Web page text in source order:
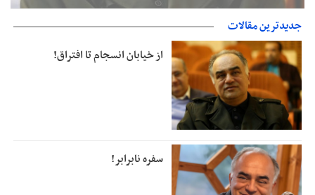
جزئیات فعال‌سازی «کیف پول ایران» اعلام شد
جدیدترین مقالات
از خیابان انسجام تا افتراق!
سفره نابرابر!